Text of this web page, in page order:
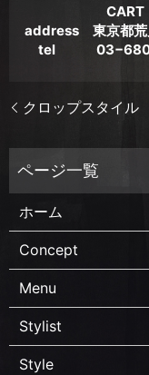
CART
address 東京都荒
tel
クロップスタイル
ホーム
Concept
Menu
Stylist
Style